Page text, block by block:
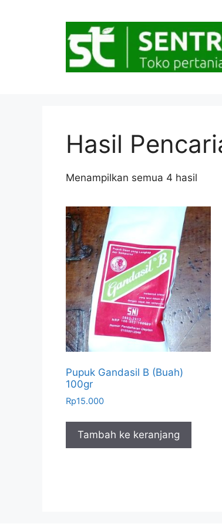
Hasil
Menampilkan semua 4 hasil
Pupuk Gandasil B (Buah)
100gr
Rp15.000
Tambah ke keranjang